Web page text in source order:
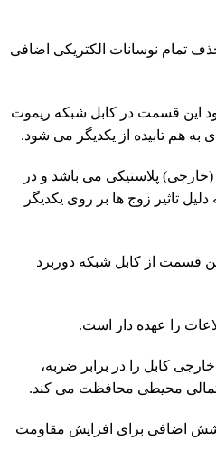
تمام نوسانات الکتریکی اضافی
این قسمت در کابل شبکه ریموت
هم تابیده از یکدیگر می شود.
پلاستیکی می باشد و در
تاثیر زوج ها بر روی یکدیگر
قسمت از کابل شبکه دوربرد
را عهده دار است.
کابل را در برابر ضربه،
محیطی محافظت می کند.
اضافی برای افزایش مقاومت